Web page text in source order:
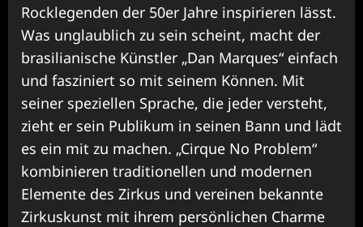
Rocklegenden der 50er Jahre inspirieren lässt.
Was unglaublich zu sein scheint, macht der
brasilianische Künstler „Dan Marques“ einfach
und fasziniert so mit seinem Können. Mit
seiner speziellen Sprache, die jeder versteht,
zieht er sein Publikum in seinen Bann und lädt
es ein mit zu machen. „Cirque No Problem“
kombinieren traditionellen und modernen
Elemente des Zirkus und vereinen bekannte
Zirkuskunst mit ihrem persönlichen Charme